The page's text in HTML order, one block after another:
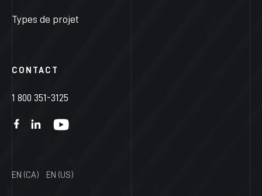
Types de projet
CONTACT
1 800 351-3125
EN (CA) EN (US)